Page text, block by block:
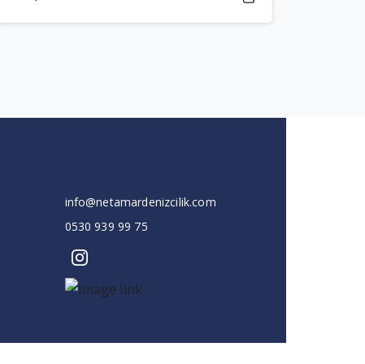
info@netamardenizcilik.com
0530 939 99 75